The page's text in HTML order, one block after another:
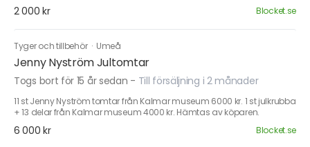
2 000 kr Blocket.se
Tyger och tillbehör · Umeå
Jenny Nyström Jultomtar
Togs bort för 15 år sedan - Till försäljning i 2 månader
11 st Jenny Nyström tomtar från Kalmar museum 6000 kr. 1 st julkrubba
+ 13 delar från Kalmar museum 4000 kr. Hämtas av köparen.
6 000 kr Blocket.se